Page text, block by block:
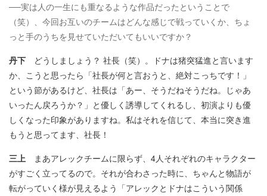
──実は人の一生にも重なるような作品だったということで
（笑）、今回お互いのチームはどんな感じで戦っていくか、ちょ
っと手のうちを見せていただいてもいいですか？
丹下 どうしましょう？ 社長（笑）。ドナは猪突猛進と言います
か、こうと思ったら「社長が何と言おうと、絶対こっちです！」
という節があるけど、社長は「あー、そうだねそうだね。じゃあ
いったん戻ろうか？」と優しく誘導してくれるし、初演よりも優
しくなった印象がありますね。私はそれを信じて、本当に突き進
もうと思ってます、社長！
三上 まあアレックチームに限らず、4人それぞれのキャラクター
がすごく立ってるので。それが合わさった時に、ちゃんと物語が
転がっていく様が見えるよう「アレックとドナはこういう関係